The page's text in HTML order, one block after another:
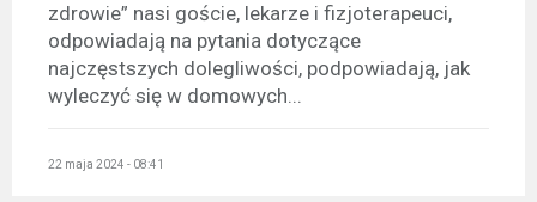
zdrowie” nasi goście, lekarze i fizjoterapeuci,
odpowiadają na pytania dotyczące
najczęstszych dolegliwości, podpowiadają, jak
wyleczyć się w domowych...
22 maja 2024 - 08:41